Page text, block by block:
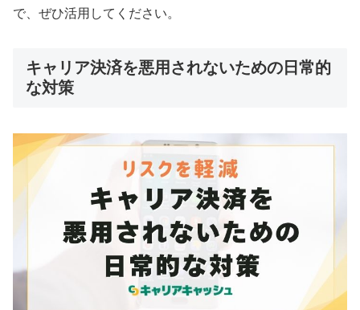
で、ぜひ活用してください。
キャリア決済を悪用されないための日常的
な対策